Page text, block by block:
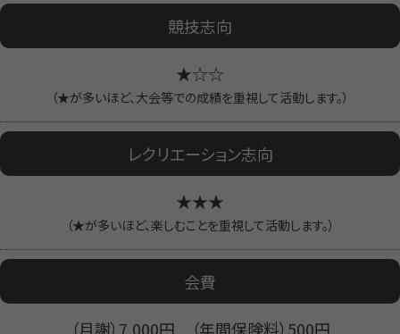
競技志向
★☆☆
（★が多いほど、大会等での成績を重視して活動します。）
レクリエーション志向
★★★
（★が多いほど、楽しむことを重視して活動します。）
会費
（月謝）7,000円 （年間保険料）500円